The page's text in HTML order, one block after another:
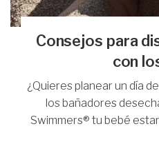
Consejos para
con
¿Quieres planear un día
los bañadores
Swimmers® tu bebé